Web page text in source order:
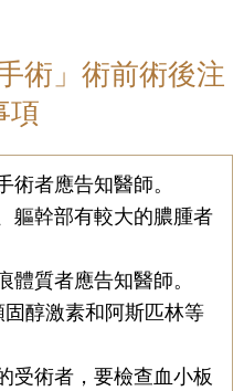
術」術前術後注
項
術者應告知醫師。
軀幹部有較大的膿腫者
體質者應告知醫師。
醇激素和阿斯匹林等
受術者，要檢查血小板